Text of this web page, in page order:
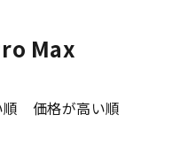
Max
価格が高い順